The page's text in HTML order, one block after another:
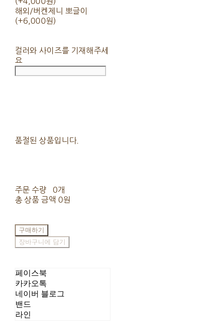
해외/버켄제니 뽀글이
(+6,000원)
컬러와 사이즈를 기재해주세
요
품절된 상품입니다.
주문 수량
0개
총 상품 금액 0원
구매하기
장바구니에 담기
페이스북
카카오톡
네이버 블로그
밴드
라인